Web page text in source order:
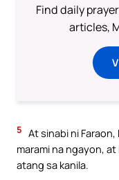
Find daily
articles,
5 At sinabi ni
marami na ngayon,
atang sa kanila.